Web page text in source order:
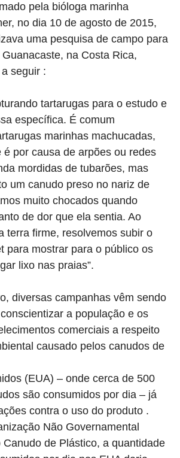
pela bióloga marinha
no dia 10 de agosto de 2015,
uma pesquisa de campo para
na Costa Rica,
seguir :
tartarugas para o estudo e
específica. É comum
marinhas machucadas,
é por causa de arpões ou redes
mordidas de tubarões, mas
um canudo preso no nariz de
muito chocados quando
de dor que ela sentia. Ao
terra firme, resolvemos subir o
para mostrar para o público os
lixo nas praias”.
diversas campanhas vêm sendo
a população e os
comerciais a respeito
causado pelos canudos de
(EUA) – onde cerca de 500
são consumidos por dia – já
contra o uso do produto .
Não Governamental
Canudo de Plástico, a quantidade